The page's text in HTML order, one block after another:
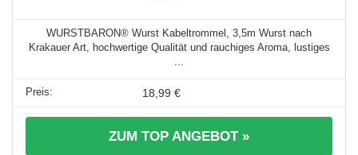
WURSTBARON® Wurst Kabeltrommel, 3,5m Wurst nach
Krakauer Art, hochwertige Qualität und rauchiges Aroma, lustiges
18,99 €
ZUM TOP ANGEBOT »